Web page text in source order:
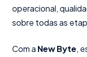
operacional,
sobre todas as
Com a New Byte,